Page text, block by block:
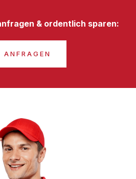
& ordentlich sparen: